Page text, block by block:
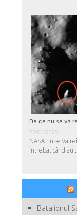
De ce nu se va
27/06/2025
NASA nu se va
întrebat când au
Batalionul